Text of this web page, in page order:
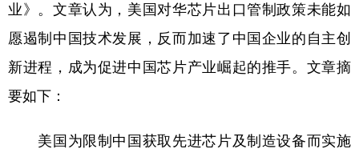
法律 中央文件 金融 汽车
食品
业》。文章认为，美国对华芯片出口管制政策未能如
愿遏制中国技术发展，反而加速了中国企业的自主创
新进程，成为促进中国芯片产业崛起的推手。文章摘
要如下：
美国为限制中国获取先进芯片及制造设备而实施